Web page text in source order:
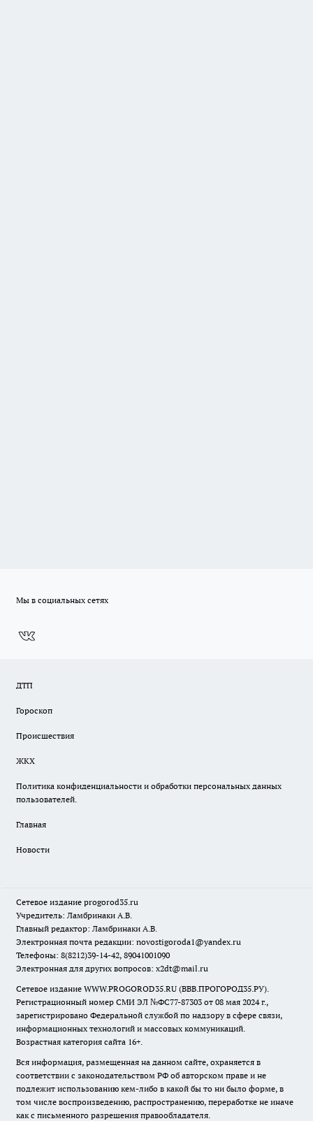
Мы в социальных сетях
ДТП
Гороскоп
Происшествия
ЖКХ
Политика конфиденциальности и обработки персональных данных
пользователей.
Главная
Новости
Сетевое издание progorod35.ru
Учредитель: Ламбринаки А.В.
Главный редактор: Ламбринаки А.В.
Электронная почта редакции: novostigoroda1@yandex.ru
Телефоны: 8(8212)39-14-42, 89041001090
Электронная для других вопросов: x2dt@mail.ru
Сетевое издание WWW.PROGOROD35.RU (ВВВ.ПРОГОРОД35.РУ).
Регистрационный номер СМИ ЭЛ №ФС77-87303 от 08 мая 2024 г.,
зарегистрировано Федеральной службой по надзору в сфере связи,
информационных технологий и массовых коммуникаций.
Возрастная категория сайта 16+.
Вся информация, размещенная на данном сайте, охраняется в
соответствии с законодательством РФ об авторском праве и не
подлежит использованию кем-либо в какой бы то ни было форме, в
том числе воспроизведению, распространению, переработке не иначе
как с письменного разрешения правообладателя.